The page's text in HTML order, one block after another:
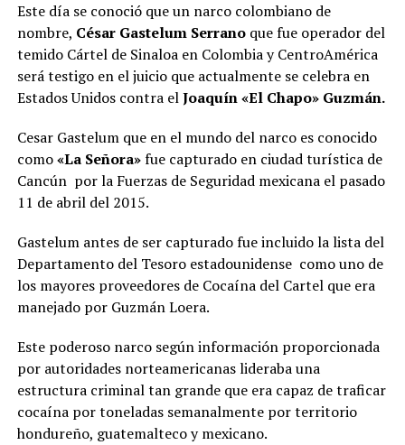
Este día se conoció que un narco colombiano de
nombre, César Gastelum Serranoque fue operador del
temido Cártel de Sinaloa en Colombia y CentroAmérica
será testigo en el juicio que actualmente se celebra en
Estados Unidos contra elJoaquín «El Chapo» Guzmán.
Cesar Gastelum que en el mundo del narco es conocido
como«La Señora»fue capturado en ciudad turística de
Cancún por la Fuerzas de Seguridad mexicana el pasado
11 de abril del 2015.
Gastelum antes de ser capturado fue incluido la lista del
Departamento del Tesoro estadounidense como uno de
los mayores proveedores de Cocaína del Cartel que era
manejado por Guzmán Loera.
Este poderoso narco según información proporcionada
por autoridades norteamericanas lideraba una
estructura criminal tan grande que era capaz de traficar
cocaína por toneladas semanalmente por territorio
hondureño, guatemalteco y mexicano.